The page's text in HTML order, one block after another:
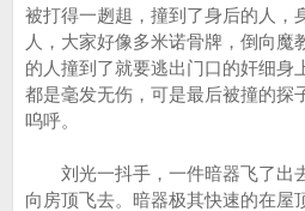
被打得一趔趄，撞到了身后的人，
人，大家好像多米诺骨牌，倒向魔
的人撞到了就要逃出门口的奸细身
都是毫发无伤，可是最后被撞的探
呜呼。
刘光一抖手，一件暗器飞了出
向房顶飞去。暗器极其快速的在屋